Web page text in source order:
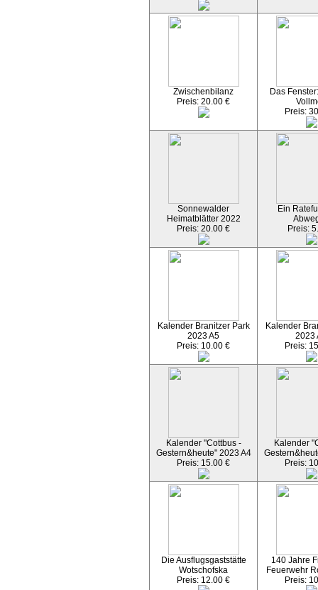
Zwischenbilanz
Preis: 20.00 €
Das
Preis:
Sonnewalder
Heimatblätter 2022
Preis: 20.00 €
Ein
Preis:
Kalender Branitzer Park
2023 A5
Preis: 10.00 €
Kalender
2023
Preis:
Kalender "Cottbus -
Gestern&heute" 2023 A4
Preis: 15.00 €
Kalender
Preis:
Die Ausflugsgaststätte
Wotschofska
Preis: 12.00 €
140 Jahre
Feuerwehr
Preis: